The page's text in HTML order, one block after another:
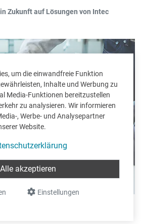
um die einwandfreie Funktion
Inhalte und Werbung zu
Media-Funktionen bereitzustellen
zu analysieren. Wir informieren
, Werbe- und Analysepartner
Website.
Einstellungen
Alle akzeptieren
Zukunft auf Lösungen von Intec
(Scan-in) ab 10/2021
(Book-in) ab 10/2021
KockelScan-inheuer (Book-in, Scan-
inh, Lintgen (Book-in) ab 09/2021
in) ab 09/2021
Huldange (Book-in) ab 09/2021
(Book-in, Scan-in, Board-in) ab 09/2021
SA, Liège (Book-in) ab 08/2021